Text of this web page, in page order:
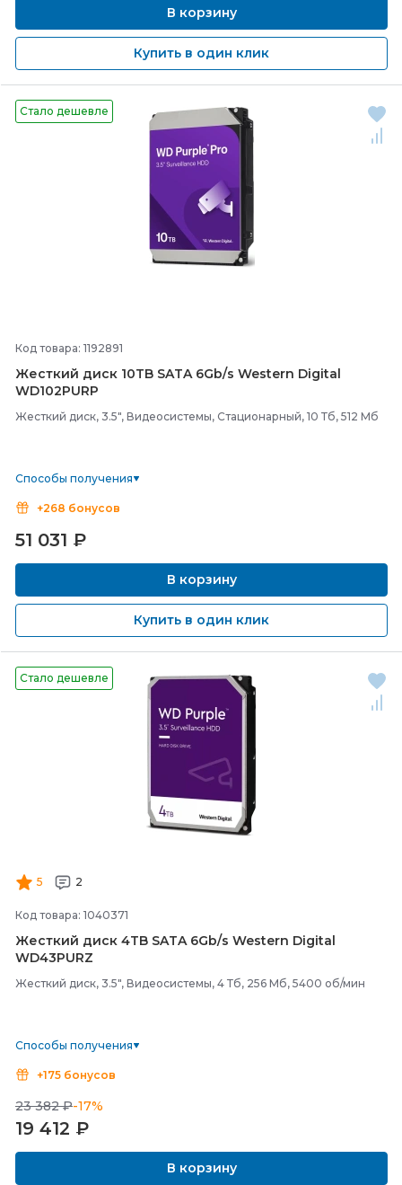
В корзину
Купить в один клик
Стало дешевле
Код товара: 1192891
Жесткий диск 10TB SATA 6Gb/s Western Digital
WD102PURP
Жесткий диск, 3.5", Видеосистемы, Стационарный, 10 Тб, 512 Мб
Способы получения
+268 бонусов
51 031 ₽
В корзину
Купить в один клик
Стало дешевле
5 2
Код товара: 1040371
Жесткий диск 4TB SATA 6Gb/s Western Digital
WD43PURZ
Жесткий диск, 3.5", Видеосистемы, 4 Тб, 256 Мб, 5400 об/мин
Способы получения
+175 бонусов
23 382 ₽-17%
19 412 ₽
В корзину